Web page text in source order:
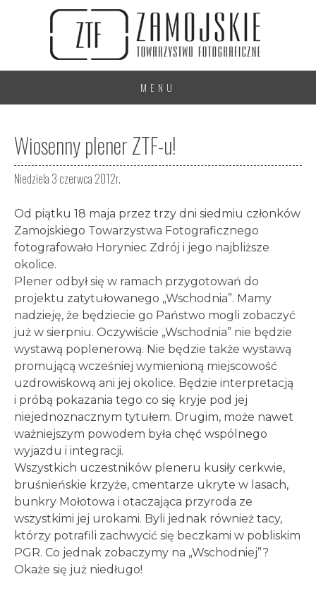
MENU
Wiosenny plener ZTF-u!
Niedziela 3 czerwca 2012r.
Od piątku 18 maja przez trzy dni siedmiu członków
Zamojskiego Towarzystwa Fotograficznego
fotografowało Horyniec Zdrój i jego najbliższe
okolice.
Plener odbył się w ramach przygotowań do
projektu zatytułowanego „Wschodnia”. Mamy
nadzieję, że będziecie go Państwo mogli zobaczyć
już w sierpniu. Oczywiście „Wschodnia” nie będzie
wystawą poplenerową. Nie będzie także wystawą
promującą wcześniej wymienioną miejscowość
uzdrowiskową ani jej okolice. Będzie interpretacją
i próbą pokazania tego co się kryje pod jej
niejednoznacznym tytułem. Drugim, może nawet
ważniejszym powodem była chęć wspólnego
wyjazdu i integracji.
Wszystkich uczestników pleneru kusiły cerkwie,
bruśnieńskie krzyże, cmentarze ukryte w lasach,
bunkry Mołotowa i otaczająca przyroda ze
wszystkimi jej urokami. Byli jednak również tacy,
którzy potrafili zachwycić się beczkami w pobliskim
PGR. Co jednak zobaczymy na „Wschodniej”?
Okaże się już niedługo!